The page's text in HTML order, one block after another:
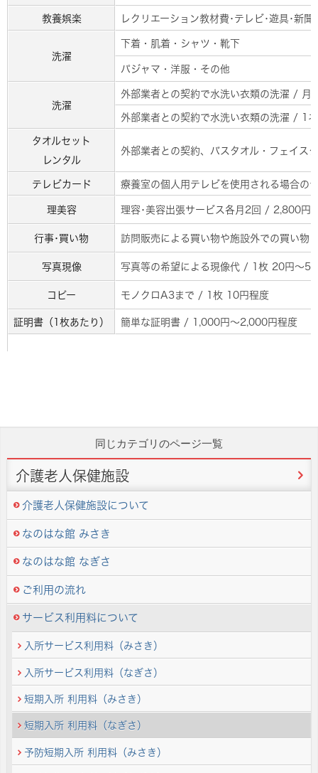
教養娯楽 レクリエーション教材費･テレビ･遊具･新聞
洗濯
下着・肌着・シャツ・靴下
パジャマ・洋服・その他
洗濯
外部業者との契約で水洗い衣類の洗濯 / 月
外部業者との契約で水洗い衣類の洗濯 / 1
タオルセット
レンタル
外部業者との契約、バスタオル・フェイス
テレビカード 療養室の個人用テレビを使用される場合
理美容 理容･美容出張サービス各月2回 / 2,800円
行事･買い物 訪問販売による買い物や施設外での買い物
写真現像 写真等の希望による現像代 / 1枚 20円～
コピー モノクロA3まで / 1枚 10円程度
証明書（1枚あたり） 簡単な証明書 / 1,000円～2,000円程度
同じカテゴリのページ一覧
介護老人保健施設
介護老人保健施設について
なのはな館 みさき
なのはな館 なぎさ
ご利用の流れ
サービス利用料について
入所サービス利用料（みさき）
入所サービス利用料（なぎさ）
短期入所 利用料（みさき）
短期入所 利用料（なぎさ）
予防短期入所 利用料（みさき）